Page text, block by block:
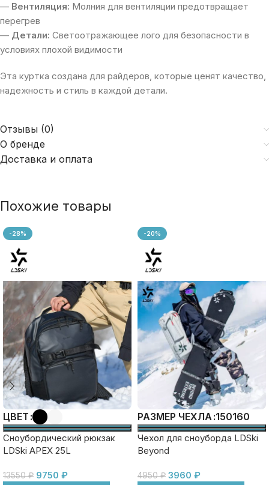
— Вентиляция: Молния для вентиляции предотвращает
перегрев
— Детали: Светоотражающее лого для безопасности в
условиях плохой видимости
Эта куртка создана для райдеров, которые ценят качество,
надежность и стиль в каждой детали.
Отзывы (0)
О бренде
Доставка и оплата
Похожие товары
-28%
ЦВЕТ
Сноубордический рюкзак
LDSki APEX 25L
13550₽ 9750 ₽
-20%
РАЗМЕР ЧЕХЛА 150160
Чехол для сноуборда LDSki
Beyond
4950₽ 3960 ₽